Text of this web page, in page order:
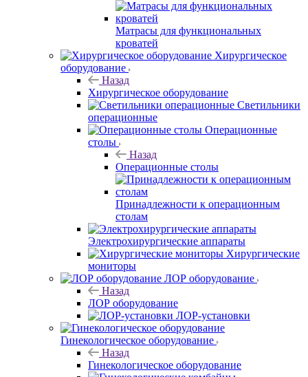
Матрасы для функциональных
кроватей
Хирургическое
оборудование
Назад
Хирургическое оборудование
Светильники
операционные
Операционные
столы
Назад
Операционные столы
Принадлежности к операционным
столам
Электрохирургические аппараты
Хирургические
мониторы
ЛОР оборудование
Назад
ЛОР оборудование
ЛОР-установки
Гинекологическое оборудование
Назад
Гинекологическое оборудование